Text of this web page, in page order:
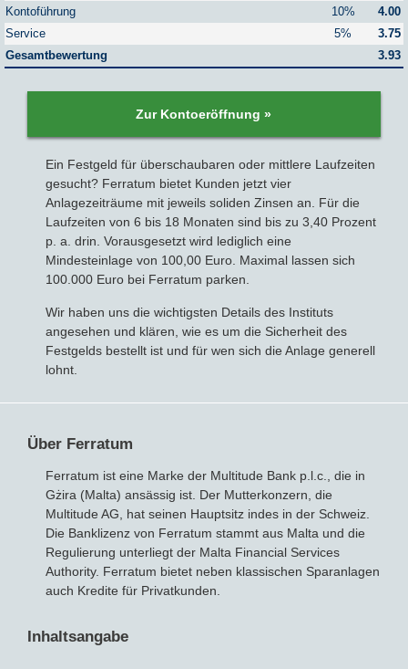
Sparbriefe
Broker mit Zinsen
Robo-Advisor
Depotwechsel
Fremdwährungskonto
P2P-Kredite
Downloads
Lexikon
Veröffentlichungen
Zinsradar
Statistiken
ALLGEMEINES
Impressum
Über uns
Datenschutz
Newsletter
Ein Festgeld für überschaubaren oder mittlere Laufzeiten
gesucht? Ferratum bietet Kunden jetzt vier
Anlagezeiträume mit jeweils soliden Zinsen an. Für die
Laufzeiten von 6 bis 18 Monaten sind bis zu 3,40 Prozent
p. a. drin. Vorausgesetzt wird lediglich eine
Mindesteinlage von 100,00 Euro. Maximal lassen sich
100.000 Euro bei Ferratum parken.
Wir haben uns die wichtigsten Details des Instituts
angesehen und klären, wie es um die Sicherheit des
Festgelds bestellt ist und für wen sich die Anlage generell
lohnt.
Kontoführung
10%
4.00
Service
5%
3.75
Gesamtbewertung
3.93
Zur Kontoeröffnung »
Über Ferratum
Ferratum ist eine Marke der Multitude Bank p.l.c., die in
Gżira (Malta) ansässig ist. Der Mutterkonzern, die
Multitude AG, hat seinen Hauptsitz indes in der Schweiz.
Die Banklizenz von Ferratum stammt aus Malta und die
Regulierung unterliegt der Malta Financial Services
Authority. Ferratum bietet neben klassischen Sparanlagen
auch Kredite für Privatkunden.
Inhaltsangabe